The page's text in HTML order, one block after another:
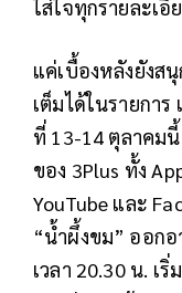
ใส่ใจทุกรายละเอี
แค่เบื้องหลังยังส
เต็มได้ในรายการ
ที่ 13-14 ตุลาคมนี้
ของ 3Plus ทั้ง
YouTube และ
“น้ำผึ้งขม” ออก
เวลา 20.30 น. เ